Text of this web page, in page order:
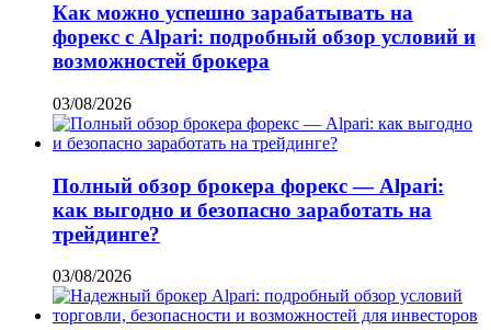
Как можно успешно зарабатывать на
форекс с Alpari: подробный обзор условий и
возможностей брокера
03/08/2026
Полный обзор брокера форекс — Alpari:
как выгодно и безопасно заработать на
трейдинге?
03/08/2026